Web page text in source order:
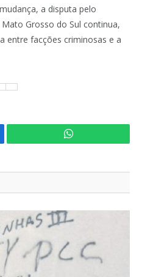
a disputa pelo
Grosso do Sul continua,
entre facções criminosas e a
WhatsApp